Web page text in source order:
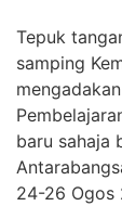
Tepuk
samping
baru sahaja
24-26 Ogos